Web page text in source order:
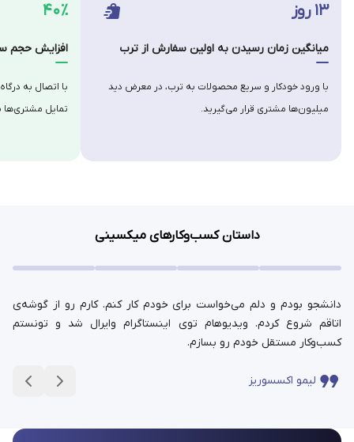
۴۰٪
افزایش حجم
با اتصال به
تمایل
۱۳ روز
میانگین زمان رسیدن به اولین سفارش از ترب
با ورود خودکار و سریع محصولات به ترب، در معرض دید
میلیون‌ها مشتری قرار می‌گیرید.
داستان کسب‌وکارهای میکسینی
دانشجو بودم و دلم می‌خواست برای خودم کار کنم. کارم رو از گوشه‌ی
اتاقم شروع کردم. ویدیوهام توی اینستاگرام وایرال شد و تونستم
کسب‌وکار مستقل خودم رو بسازم.
لیمو اکسسوریز